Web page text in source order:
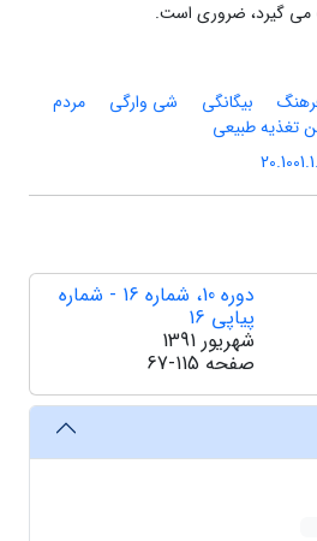
می گیرد، ضروری است.
بیگانگی شی وارگی
مردم
تغذیه طبیعی
دوره 10، شماره 16 - شماره
پیاپی 16
شهریور 1391
صفحه 67-115